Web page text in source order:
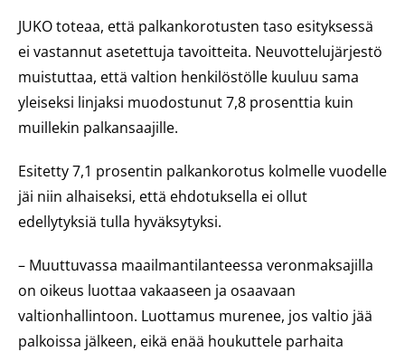
JUKO toteaa, että palkankorotusten taso esityksessä
ei vastannut asetettuja tavoitteita. Neuvottelujärjestö
muistuttaa, että valtion henkilöstölle kuuluu sama
yleiseksi linjaksi muodostunut 7,8 prosenttia kuin
muillekin palkansaajille.
Esitetty 7,1 prosentin palkankorotus kolmelle vuodelle
jäi niin alhaiseksi, että ehdotuksella ei ollut
edellytyksiä tulla hyväksytyksi.
– Muuttuvassa maailmantilanteessa veronmaksajilla
on oikeus luottaa vakaaseen ja osaavaan
valtionhallintoon. Luottamus murenee, jos valtio jää
palkoissa jälkeen, eikä enää houkuttele parhaita